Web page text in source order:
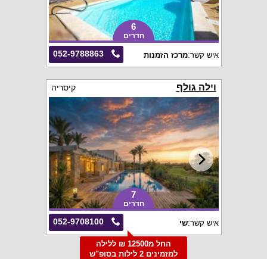
6
חדרים
052-9788863 איש קשר:מרכז הזמנות
וילה גולף קיסריה
7
חדרים
052-9708100 איש קשר:שי
החל מ12500 ₪ ללילה
למזמינים 2 לילות בסופ"ש